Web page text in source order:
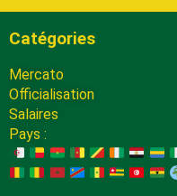
Catégories
Mercato
Officialisation
Salaires
Pays :